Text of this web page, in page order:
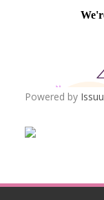
Powered by Issuu